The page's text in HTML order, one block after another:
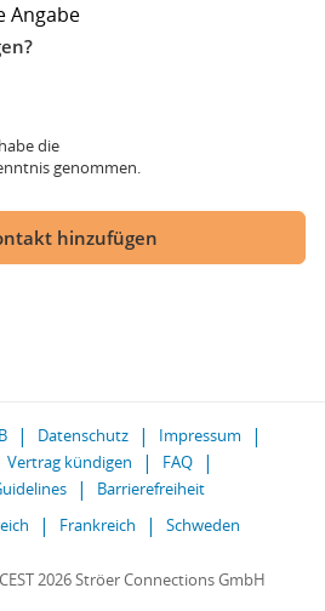
Angabe
die
genommen.
hinzufügen
Datenschutz
Impressum
Vertrag kündigen
FAQ
Barrierefreiheit
Frankreich Schweden
2026 Ströer Connections GmbH